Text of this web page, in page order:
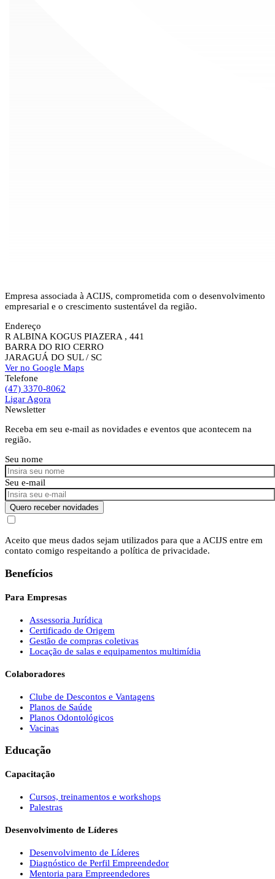
Empresa associada à ACIJS, comprometida com o desenvolvimento
empresarial e o crescimento sustentável da região.
Endereço
R ALBINA KOGUS PIAZERA , 441
BARRA DO RIO CERRO
JARAGUÁ DO SUL / SC
Ver no Google Maps
Telefone
(47) 3370-8062
Ligar Agora
Newsletter
Receba em seu e-mail as novidades e eventos que acontecem na
região.
Seu nome
Seu e-mail
Quero receber novidades
Aceito que meus dados sejam utilizados para que a ACIJS entre em
contato comigo respeitando a política de privacidade.
Benefícios
Para Empresas
Assessoria Jurídica
Certificado de Origem
Gestão de compras coletivas
Locação de salas e equipamentos multimídia
Colaboradores
Clube de Descontos e Vantagens
Planos de Saúde
Planos Odontológicos
Vacinas
Educação
Capacitação
Cursos, treinamentos e workshops
Palestras
Desenvolvimento de Líderes
Desenvolvimento de Líderes
Diagnóstico de Perfil Empreendedor
Mentoria para Empreendedores